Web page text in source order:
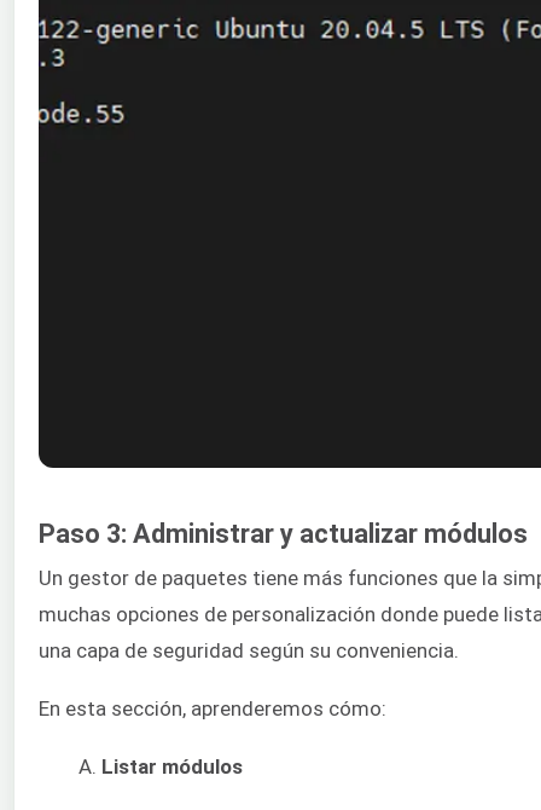
Paso 3: Administrar y actualizar módulos
Un gestor de paquetes tiene más funciones que la
muchas opciones de personalización donde puede
una capa de seguridad según su conveniencia.
En esta sección, aprenderemos cómo:
Listar módulos